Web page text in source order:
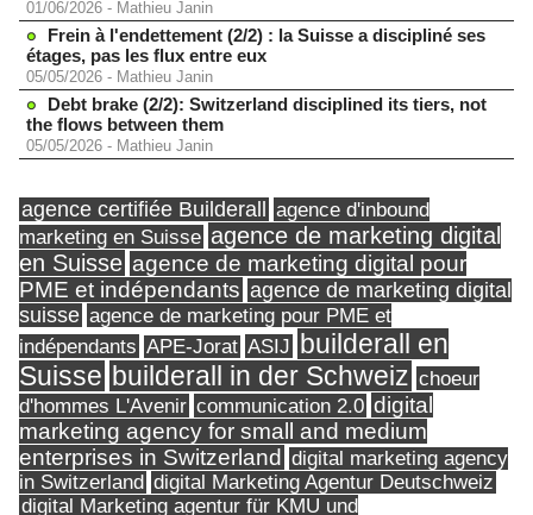
01/06/2026 - Mathieu Janin
Frein à l'endettement (2/2) : la Suisse a discipliné ses
étages, pas les flux entre eux
05/05/2026 - Mathieu Janin
Debt brake (2/2): Switzerland disciplined its tiers, not
the flows between them
05/05/2026 - Mathieu Janin
agence certifiée Builderall
agence d'inbound
marketing en Suisse agence de marketing digital
en Suisse agence de marketing digital pour
PME et indépendants agence de marketing digital
suisse agence de marketing pour PME et
indépendants APE-Jorat ASIJ builderall en
Suisse builderall in der Schweiz choeur
d'hommes L'Avenir communication 2.0 digital
marketing agency for small and medium
enterprises in Switzerland digital marketing agency
in Switzerland digital Marketing Agentur Deutschweiz
digital Marketing agentur für KMU und